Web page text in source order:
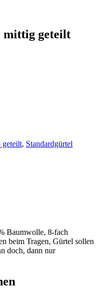
mittig geteilt
geteilt, Standardgürtel
Baumwolle, 8-fach
beim Tragen, Gürtel sollen
doch, dann nur